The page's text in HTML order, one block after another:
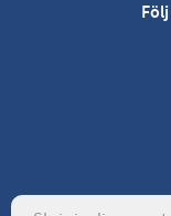
Följ